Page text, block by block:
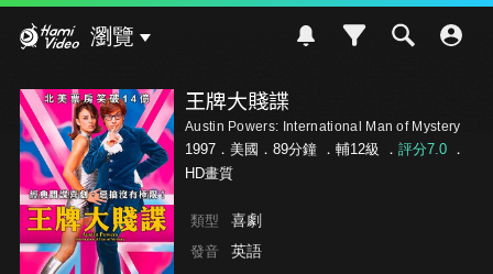
瀏覽
王牌大賤諜
Austin Powers: International Man of Mystery
1997．美國．89分鐘 ． 輔12級 ． 評分7.0．
HD畫質
類型 喜劇
發音 英語